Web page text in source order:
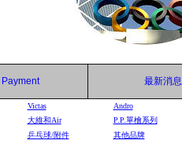
Payment 最新消息
Victas Andro
大維和Air P.P.單檜系列
乒乓球/附件 其他品牌